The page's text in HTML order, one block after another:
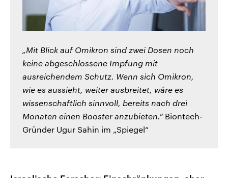
„Mit Blick auf Omikron sind zwei Dosen noch
keine abgeschlossene Impfung mit
ausreichendem Schutz. Wenn sich Omikron,
wie es aussieht, weiter ausbreitet, wäre es
wissenschaftlich sinnvoll, bereits nach drei
Monaten einen Booster anzubieten.“ Biontech-
Gründer Ugur Sahin im „Spiegel“